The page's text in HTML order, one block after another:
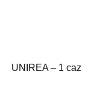
UNIREA – 1 caz